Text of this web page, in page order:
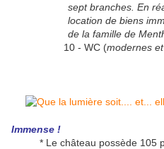
sept branches. En
location de biens
de la famille de
10 - WC (modernes
Immense !
* Le château possède 105